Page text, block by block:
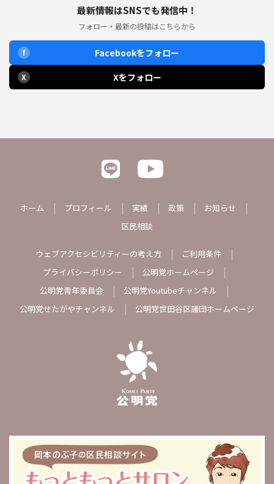
最新情報はSNSでも発信中！
フォロー・最新の投稿はこちらから
f Facebookをフォロー
X Xをフォロー
ホーム プロフィール 実績 政策
お知らせ
区民相談
ウェブアクセシビリティーの考え方
ご利用条件
プライバシーポリシー
公明党ホームページ
公明党青年委員会
公明党Youtubeチャンネル
公明党せたがやチャンネル
公明党世田谷区議団ホームページ